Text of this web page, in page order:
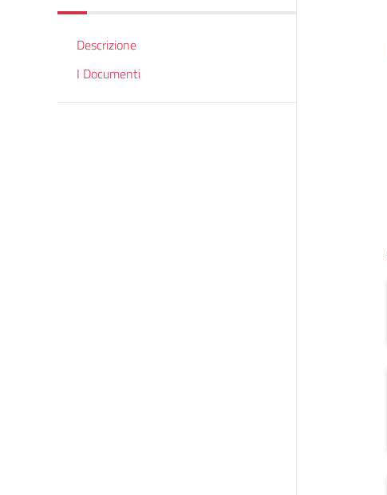
Descrizione
I Documenti